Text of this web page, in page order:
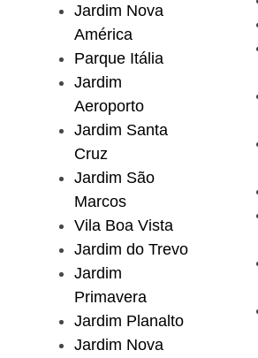
Jardim Nova
América
Parque Itália
Jardim
Aeroporto
Jardim Santa
Cruz
Jardim São
Marcos
Vila Boa Vista
Jardim do Trevo
Jardim
Primavera
Jardim Planalto
Jardim Nova